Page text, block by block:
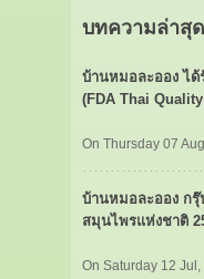
บทความล่าสุด
บ้านหมอละออง ได้
(FDA Thai
On Thursday 07
บ้านหมอละออง กรุ๊
สมุนไพรแห่งชาติ
On Saturday 12 Jul,